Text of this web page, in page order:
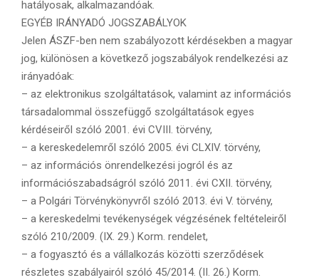
hatályosak, alkalmazandóak.
EGYÉB IRÁNYADÓ JOGSZABÁLYOK
Jelen ÁSZF-ben nem szabályozott kérdésekben a magyar
jog, különösen a következő jogszabályok rendelkezési az
irányadóak:
– az elektronikus szolgáltatások, valamint az információs
társadalommal összefüggő szolgáltatások egyes
kérdéseiről szóló 2001. évi CVIII. törvény,
– a kereskedelemről szóló 2005. évi CLXIV. törvény,
– az információs önrendelkezési jogról és az
információszabadságról szóló 2011. évi CXII. törvény,
– a Polgári Törvénykönyvről szóló 2013. évi V. törvény,
– a kereskedelmi tevékenységek végzésének feltételeiről
szóló 210/2009. (IX. 29.) Korm. rendelet,
– a fogyasztó és a vállalkozás közötti szerződések
részletes szabályairól szóló 45/2014. (II. 26.) Korm.